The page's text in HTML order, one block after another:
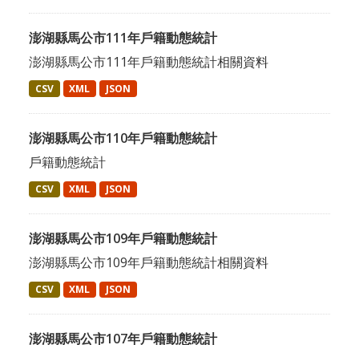
澎湖縣馬公市111年戶籍動態統計
澎湖縣馬公市111年戶籍動態統計相關資料
CSV XML JSON
澎湖縣馬公市110年戶籍動態統計
戶籍動態統計
CSV XML JSON
澎湖縣馬公市109年戶籍動態統計
澎湖縣馬公市109年戶籍動態統計相關資料
CSV XML JSON
澎湖縣馬公市107年戶籍動態統計